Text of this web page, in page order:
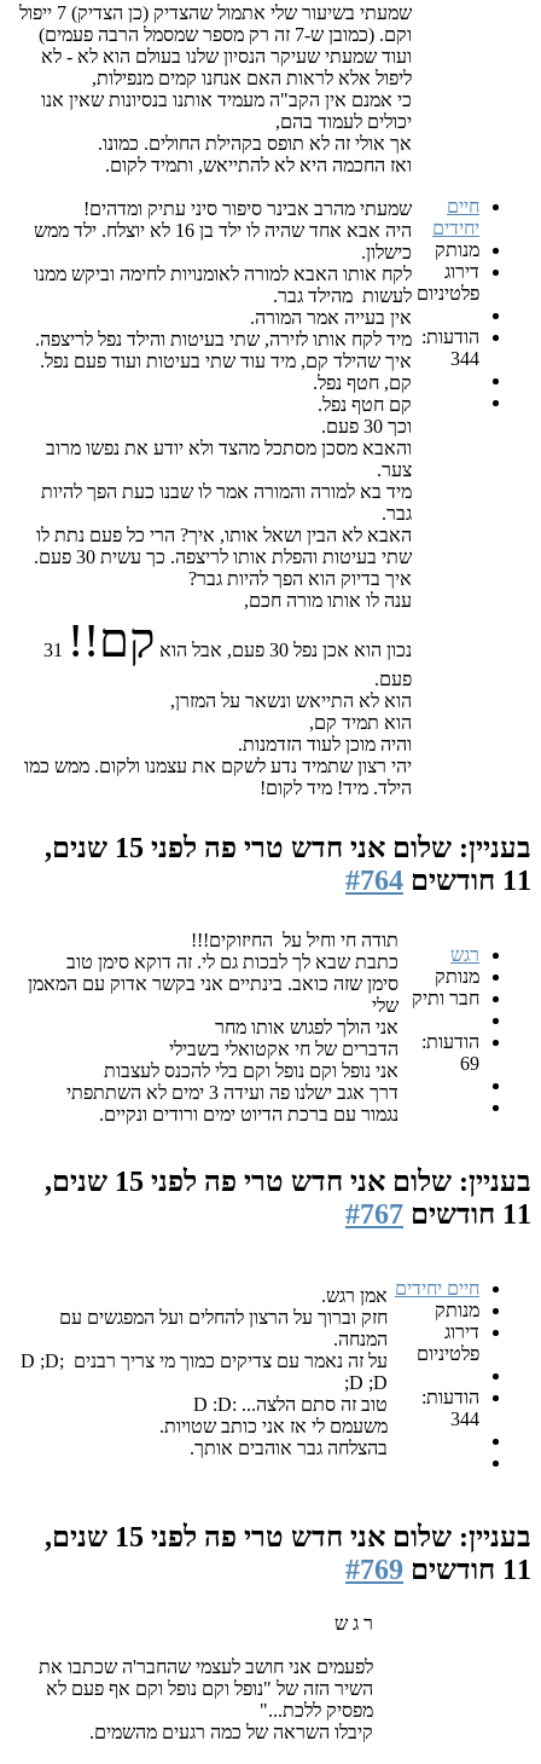
חיים
יחידים
מנותק
דירוג
פלטיניום
הודעות:
344
שמעתי בשיעור שלי אתמול שהצדיק (כן הצדיק) 7 ייפול
וקם. (כמובן ש-7 זה רק מספר שמסמל הרבה פעמים)
ועוד שמעתי שעיקר הנסיון שלנו בעולם הוא לא - לא
ליפול אלא לראות האם אנחנו קמים מנפילות,
כי אמנם אין הקב"ה מעמיד אותנו בנסיונות שאין אנו
יכולים לעמוד בהם,
אך אולי זה לא תופס בקהילת החולים. כמונו.
ואז החכמה היא לא להתייאש, ותמיד לקום.
שמעתי מהרב אבינר סיפור סיני עתיק ומדהים!
היה אבא אחד שהיה לו ילד בן 16 לא יוצלח. ילד ממש
כישלון.
לקח אותו האבא למורה לאומנויות לחימה וביקש ממנו
לעשות מהילד גבר.
אין בעייה אמר המורה.
מיד לקח אותו לזירה, שתי בעיטות והילד נפל לריצפה.
איך שהילד קם, מיד עוד שתי בעיטות ועוד פעם נפל.
קם, חטף נפל.
קם חטף נפל.
וכך 30 פעם.
והאבא מסכן מסתכל מהצד ולא יודע את נפשו מרוב
צער.
מיד בא למורה והמורה אמר לו שבנו כעת הפך להיות
גבר.
האבא לא הבין ושאל אותו, איך? הרי כל פעם נתת לו
שתי בעיטות והפלת אותו לריצפה. כך עשית 30 פעם.
איך בדיוק הוא הפך להיות גבר?
ענה לו אותו מורה חכם,
נכון הוא אכן נפל 30 פעם, אבל הוא קם!!
31
פעם.
הוא לא התייאש ונשאר על המזרן,
הוא תמיד קם,
והיה מוכן לעוד הזדמנות.
יהי רצון שתמיד נדע לשקם את עצמנו ולקום. ממש כמו
הילד. מיד! מיד לקום!
בעניין: שלום אני חדש טרי פה
לפני 15 שנים,
11 חודשים
#764
רגש
מנותק
חבר ותיק
הודעות:
69
תודה חי וחיל על החיזוקים!!!
כתבת שבא לך לבכות גם לי. זה דוקא סימן טוב
סימן שזה כואב. בינתיים אני בקשר אדוק עם המאמן
שלי
אני הולך לפגוש אותו מחר
הדברים של חי אקטואלי בשבילי
אני נופל וקם נופל וקם בלי להכנס לעצבות
דרך אגב ישלנו פה ועידה 3 ימים לא השתתפתי
נגמור עם ברכת הדיוט ימים ורודים ונקיים.
בעניין: שלום אני חדש טרי פה
לפני 15 שנים,
11 חודשים
#767
חיים יחידים
מנותק
דירוג
פלטיניום
הודעות:
344
אמן רגש.
חזק וברוך על הרצון להחלים ועל המפגשים עם
המנחה.
על זה נאמר עם צדיקים כמוך מי צריך רבנים ;D ;D
;D ;D
טוב זה סתם הלצה... :D :D
משעמם לי אז אני כותב שטויות.
בהצלחה גבר אוהבים אותך.
בעניין: שלום אני חדש טרי פה
לפני 15 שנים,
11 חודשים
#769
ר ג ש
לפעמים אני חושב לעצמי שהחבר'ה שכתבו את
השיר הזה של "נופל וקם נופל וקם אף פעם לא
מפסיק ללכת..."
קיבלו השראה של כמה רגעים מהשמים.